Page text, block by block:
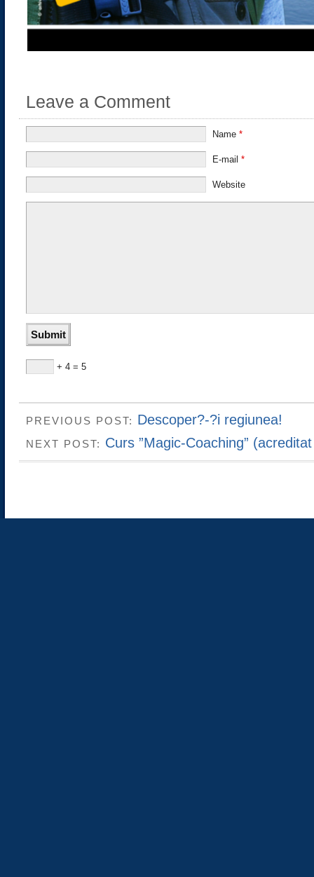
Leave a Comment
Name*
E-mail*
Website
+ 4 = 5
PREVIOUS POST: Descoper?-?i regiunea!
NEXT POST: Curs ”Magic-Coaching”